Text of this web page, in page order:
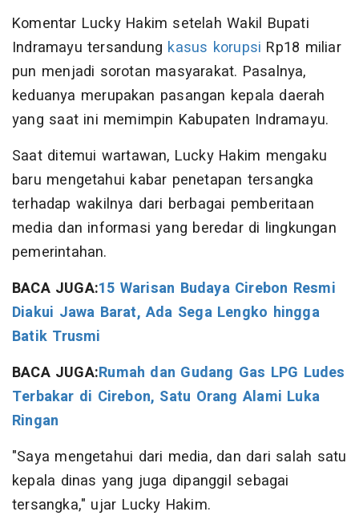
Komentar Lucky Hakim setelah Wakil Bupati
Indramayu tersandung kasus korupsi Rp18 miliar
pun menjadi sorotan masyarakat. Pasalnya,
keduanya merupakan pasangan kepala daerah
yang saat ini memimpin Kabupaten Indramayu.
Saat ditemui wartawan, Lucky Hakim mengaku
baru mengetahui kabar penetapan tersangka
terhadap wakilnya dari berbagai pemberitaan
media dan informasi yang beredar di lingkungan
pemerintahan.
BACA JUGA:15 Warisan Budaya Cirebon Resmi
Diakui Jawa Barat, Ada Sega Lengko hingga
Batik Trusmi
BACA JUGA:Rumah dan Gudang Gas LPG Ludes
Terbakar di Cirebon, Satu Orang Alami Luka
Ringan
"Saya mengetahui dari media, dan dari salah satu
kepala dinas yang juga dipanggil sebagai
tersangka," ujar Lucky Hakim.